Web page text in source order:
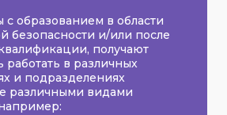
с образованием в области
безопасности и/или после
получают
работать в различных
и подразделениях
различными видами